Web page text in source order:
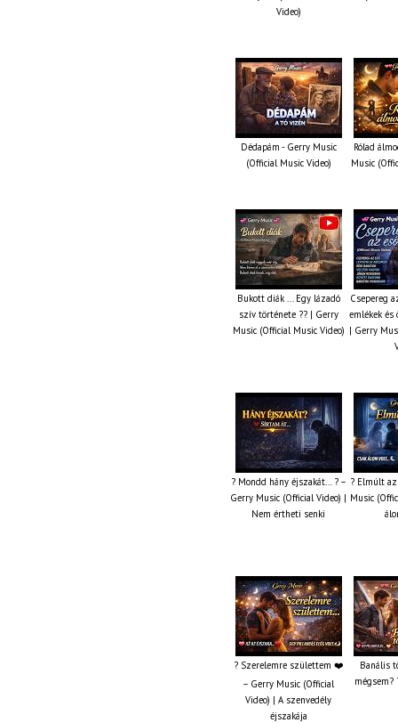
Video)
Dédapám - Gerry Music
(Official Music Video)
Rólad
Music
Bukott diák ... Egy lázadó
szív története ?? | Gerry
Music (Official Music Video)
Csepereg
emlékek és
| Gerry
? Mondd hány éjszakát… ? –
Gerry Music (Official Video) |
Nem értheti senki
? Elmúlt
Music
? Szerelemre születtem ❤️
– Gerry Music (Official
Video) | A szenvedély
éjszakája
Banális
mégsem?